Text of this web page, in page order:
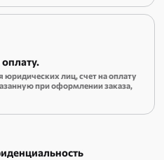
лиц, счет на оплату
при оформлении заказа,